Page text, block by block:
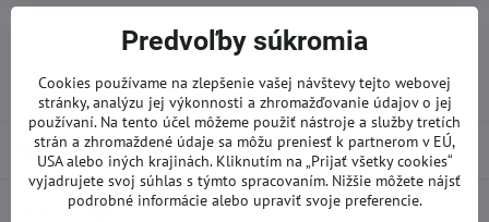
Výrobca:Heko
Popis
Recenzie 0
Predvoľby súkromia
Cookies používame na zlepšenie vašej návštevy tejto webovej
stránky, analýzu jej výkonnosti a zhromažďovanie údajov o jej
používaní. Na tento účel môžeme použiť nástroje a služby tretích
strán a zhromaždené údaje sa môžu preniesť k partnerom v EÚ,
USA alebo iných krajinách. Kliknutím na „Prijať všetky cookies“
vyjadrujete svoj súhlas s týmto spracovaním. Nižšie môžete nájsť
podrobné informácie alebo upraviť svoje preferencie.